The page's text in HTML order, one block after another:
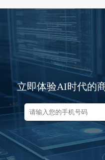
立即体验AI时代的